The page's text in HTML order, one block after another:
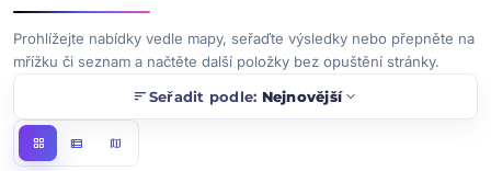
Prohlížejte nabídky vedle mapy, seřaďte výsledky nebo přepněte na
mřížku či seznam a načtěte další položky bez opuštění stránky.
sortSeřadit podle: Nejnovějšíexpand_more
grid_view view_list map